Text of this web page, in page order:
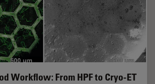
Workflow: From HPF to Cryo-ET